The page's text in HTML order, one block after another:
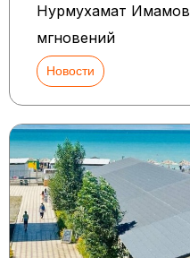
Нурмухамат
мгновений
Новости